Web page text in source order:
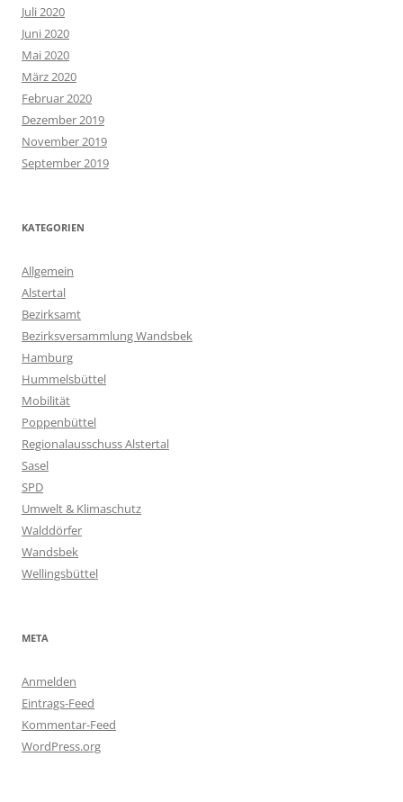
Juli 2020
Juni 2020
Mai 2020
März 2020
Februar 2020
Dezember 2019
November 2019
September 2019
KATEGORIEN
Allgemein
Alstertal
Bezirksamt
Bezirksversammlung Wandsbek
Hamburg
Hummelsbüttel
Mobilität
Poppenbüttel
Regionalausschuss Alstertal
Sasel
SPD
Umwelt & Klimaschutz
Walddörfer
Wandsbek
Wellingsbüttel
META
Anmelden
Eintrags-Feed
Kommentar-Feed
WordPress.org